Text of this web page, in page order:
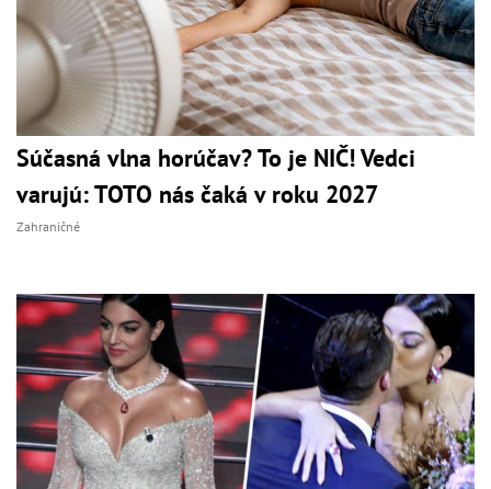
Súčasná vlna horúčav? To je NIČ! Vedci
varujú: TOTO nás čaká v roku 2027
Zahraničné